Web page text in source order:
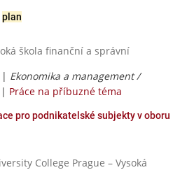
plan
škola finanční a správní
| Ekonomika a management /
| Práce na příbuzné téma
pro podnikatelské subjekty v oboru
College Prague – Vysoká